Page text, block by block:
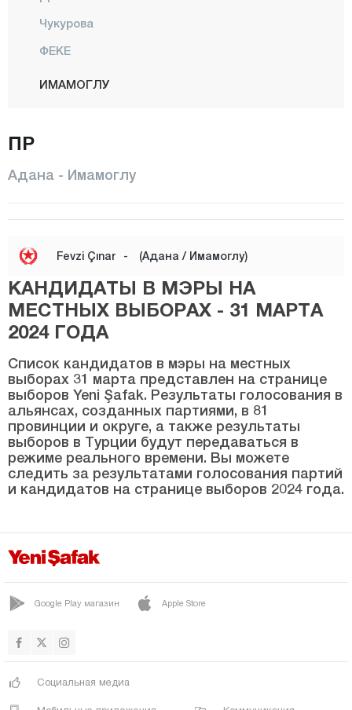
Чукурова
ФЕКЕ
ИМАМОГЛУ
КОЗАНЬ
САИМБЕЙЛИ
САРЫЧАМ
ТУФАНБЕЙЛИ
ЙУМУРТАЛЫК
ЮРЕГИР
Адыяман
Афьонкарахисар
Агры
Аксарай
Амасья
Ардахан
Артвин
Айдын
Балыкесир
Бартын
Батман
ПР
Адана - Имамоглу
Fevzi Çınar - (Адана / Имамоглу)
КАНДИДАТЫ В МЭРЫ НА
МЕСТНЫХ ВЫБОРАХ - 31 МАРТА
2024 ГОДА
Список кандидатов в мэры на местных
выборах 31 марта представлен на странице
выборов Yeni Şafak. Результаты голосования в
альянсах, созданных партиями, в 81
провинции и округе, а также результаты
выборов в Турции будут передаваться в
режиме реального времени. Вы можете
следить за результатами голосования партий
и кандидатов на странице выборов 2024 года.
Google Play магазин Apple Store
Социальная медиа